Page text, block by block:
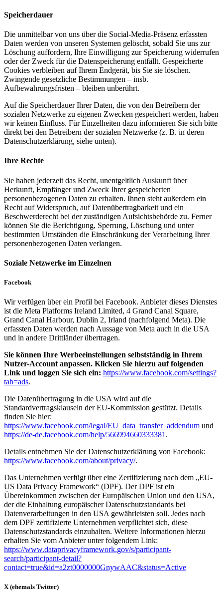
Speicherdauer
Die unmittelbar von uns über die Social-Media-Präsenz erfassten
Daten werden von unseren Systemen gelöscht, sobald Sie uns zur
Löschung auffordern, Ihre Einwilligung zur Speicherung widerrufen
oder der Zweck für die Datenspeicherung entfällt. Gespeicherte
Cookies verbleiben auf Ihrem Endgerät, bis Sie sie löschen.
Zwingende gesetzliche Bestimmungen – insb.
Aufbewahrungsfristen – bleiben unberührt.
Auf die Speicherdauer Ihrer Daten, die von den Betreibern der
sozialen Netzwerke zu eigenen Zwecken gespeichert werden, haben
wir keinen Einfluss. Für Einzelheiten dazu informieren Sie sich bitte
direkt bei den Betreibern der sozialen Netzwerke (z. B. in deren
Datenschutzerklärung, siehe unten).
Ihre Rechte
Sie haben jederzeit das Recht, unentgeltlich Auskunft über
Herkunft, Empfänger und Zweck Ihrer gespeicherten
personenbezogenen Daten zu erhalten. Ihnen steht außerdem ein
Recht auf Widerspruch, auf Datenübertragbarkeit und ein
Beschwerderecht bei der zuständigen Aufsichtsbehörde zu. Ferner
können Sie die Berichtigung, Sperrung, Löschung und unter
bestimmten Umständen die Einschränkung der Verarbeitung Ihrer
personenbezogenen Daten verlangen.
Soziale Netzwerke im Einzelnen
Facebook
Wir verfügen über ein Profil bei Facebook. Anbieter dieses Dienstes
ist die Meta Platforms Ireland Limited, 4 Grand Canal Square,
Grand Canal Harbour, Dublin 2, Irland (nachfolgend Meta). Die
erfassten Daten werden nach Aussage von Meta auch in die USA
und in andere Drittländer übertragen.
Sie können Ihre Werbeeinstellungen selbstständig in Ihrem
Nutzer-Account anpassen. Klicken Sie hierzu auf folgenden
Link und loggen Sie sich ein: https://www.facebook.com/settings?
tab=ads.
Die Datenübertragung in die USA wird auf die
Standardvertragsklauseln der EU-Kommission gestützt. Details
finden Sie hier:
https://www.facebook.com/legal/EU_data_transfer_addendum und
https://de-de.facebook.com/help/566994660333381 .
Details entnehmen Sie der Datenschutzerklärung von Facebook:
https://www.facebook.com/about/privacy/.
Das Unternehmen verfügt über eine Zertifizierung nach dem „EU-
US Data Privacy Framework“ (DPF). Der DPF ist ein
Übereinkommen zwischen der Europäischen Union und den USA,
der die Einhaltung europäischer Datenschutzstandards bei
Datenverarbeitungen in den USA gewährleisten soll. Jedes nach
dem DPF zertifizierte Unternehmen verpflichtet sich, diese
Datenschutzstandards einzuhalten. Weitere Informationen hierzu
erhalten Sie vom Anbieter unter folgendem Link:
https://www.dataprivacyframework.gov/s/participant-
search/participant-detail?
contact=true&id=a2zt0000000GnywAAC&status=Active
X (ehemals Twitter)